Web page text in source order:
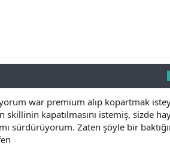
war premium alıp kopartmak
kapatılmasını istemiş, sizde
sürdürüyorum. Zaten şöyle bir